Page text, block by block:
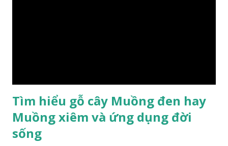
Tìm hiểu gỗ cây Muồng đen hay
Muồng xiêm và ứng dụng đời
sống